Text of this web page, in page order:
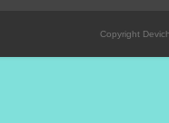
Copyright